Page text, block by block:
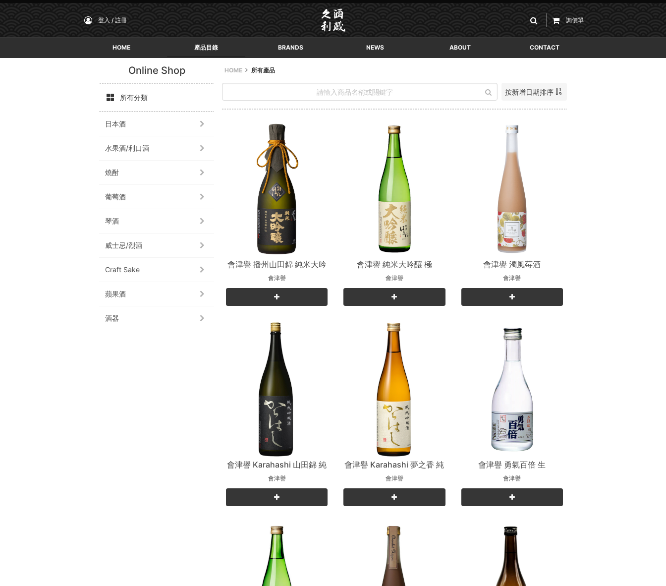
登入 / 註冊 詢價單
HOME 產品目錄 BRANDS NEWS ABOUT CONTACT
Online Shop
所有分類
日本酒
水果酒/利口酒
燒酎
葡萄酒
琴酒
威士忌/烈酒
Craft Sake
蘋果酒
酒器
HOME 所有產品
按新增日期排序
會津譽 播州山田錦 純米大吟
釀
會津譽
會津譽 純米大吟釀 極
會津譽
會津譽 濁風莓酒
會津譽
會津譽 Karahashi 山田錦 純
米吟釀
會津譽
會津譽 Karahashi 夢之香 純
米吟釀
會津譽
會津譽 勇氣百倍 生
會津譽